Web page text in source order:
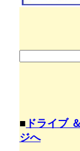
■ ドライブ
ジへ